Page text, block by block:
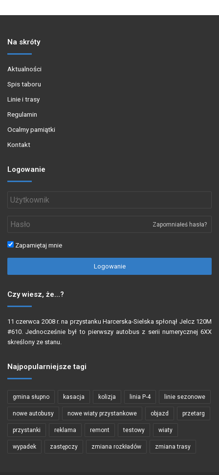
Na skróty
Aktualności
Spis taboru
Linie i trasy
Regulamin
Ocalmy pamiątki
Kontakt
Logowanie
Zapomniałeś hasła?
Zapamiętaj mnie
Logowanie
Czy wiesz, że…?
11 czerwca 2008 r. na przystanku Harcerska-Sielska spłonął Jelcz 120M
#610. Jednocześnie był to pierwszy autobus z serii numerycznej 6XX
skreślony ze stanu.
Najpopularniejsze tagi
gmina słupno kasacja kolizja linia P-4 linie sezonowe
nowe autobusy nowe wiaty przystankowe objazd przetarg
przystanki reklama remont testowy wiaty
wypadek zastępczy zmiana rozkładów zmiana trasy